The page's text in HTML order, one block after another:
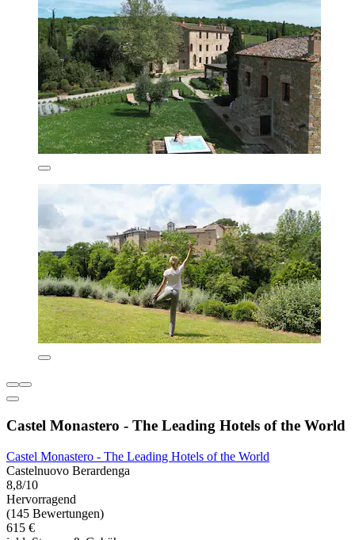
Castel Monastero - The Leading Hotels of the World
Castel Monastero - The Leading Hotels of the World
Castelnuovo Berardenga
8,8/10
Hervorragend
(145 Bewertungen)
615 €